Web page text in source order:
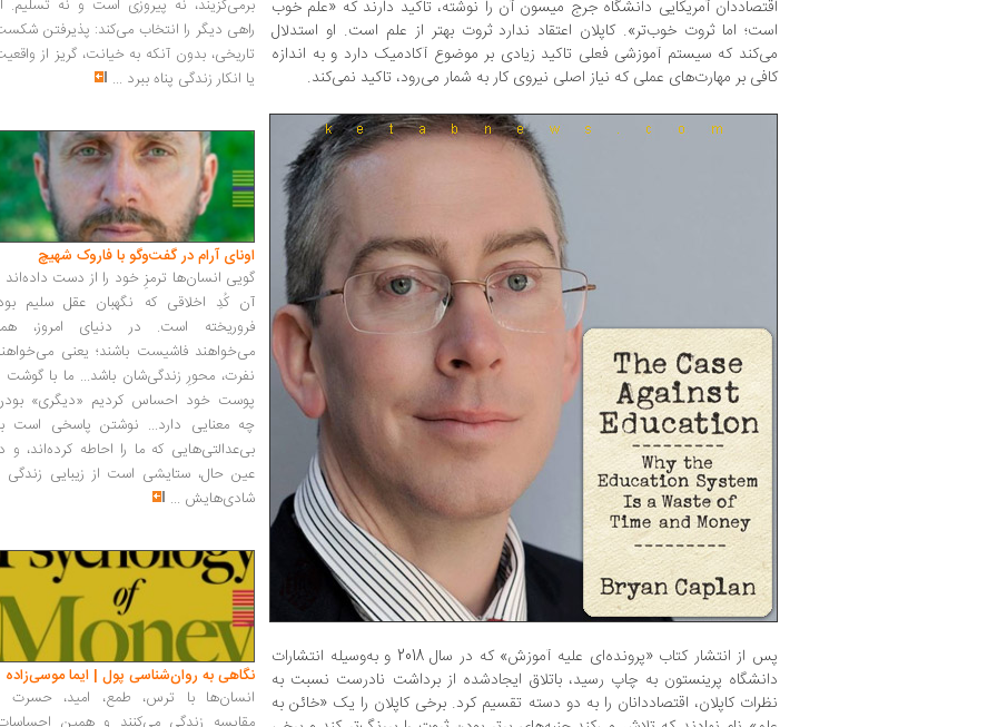
اقتصاددان آمریکایی دانشگاه جرج میسون آن را نوشته، تاکید دارند که «علم خوب
است؛ اما ثروت خوب‌تر». کاپلان اعتقاد ندارد ثروت بهتر از علم است. او استدلال
می‌کند که سیستم آموزشی فعلی تاکید زیادی بر موضوع آکادمیک دارد و به اندازه
کافی بر مهارت‌های عملی که نیاز اصلی نیروی کار به شمار می‌رود، تاکید نمی‌کند.
پس از انتشار کتاب «پرونده‌ای علیه آموزش» که در سال 2018 و به‌وسیله انتشارات
دانشگاه پرینستون به چاپ رسید، باتلاق ایجادشده از برداشت نادرست نسبت به
نظرات کاپلان، اقتصاددانان را به دو دسته تقسیم کرد. برخی کاپلان را یک «خائن به
برمی‌گزیند، نه پیروزی است و نه تسلیم.
راهی دیگر را انتخاب می‌کند: پذیرفتن
تاریخی، بدون آنکه به خیانت، گریز از
یا انکار زندگی پناه ببرد ...
اونای آرام در گفت‌وگو با فاروک شهیچ‭
گویی انسان‌ها ترمزِ خود را از دست داده‌اند
آن کُدِ اخلاقی که نگهبان عقل سلیم
فروریخته است. در دنیای امروز،
می‌خواهند فاشیست باشند؛ یعنی
نفرت، محورِ زندگی‌شان باشد... ما با گوشت
پوست خود احساس کردیم «دیگری»
چه معنایی دارد... نوشتن پاسخی است
بی‌عدالتی‌هایی که ما را احاطه کرده‌اند، و
عین حال، ستایشی است از زیبایی زندگی
شادی‌هایش ...
نگاهی به روان‌شناسی پول | ایما موسی‌زاده
انسان‌ها با ترس، طمع، امید، حسرت